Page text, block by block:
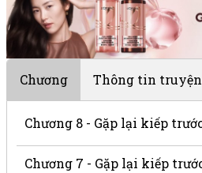
Chương Thông tin truyện